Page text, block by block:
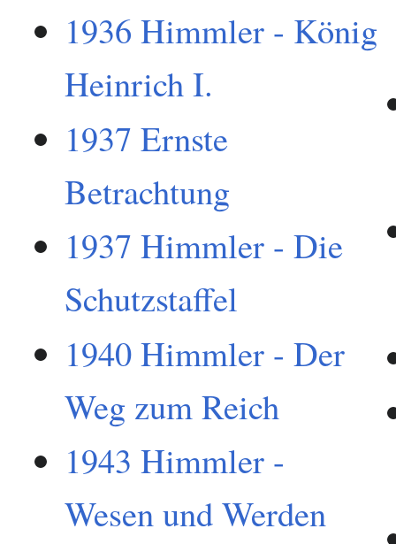
1936 Himmler - König
Heinrich I.
1937 Ernste
Betrachtung
1937 Himmler - Die
Schutzstaffel
1940 Himmler - Der
Weg zum Reich
1943 Himmler -
Wesen und Werden